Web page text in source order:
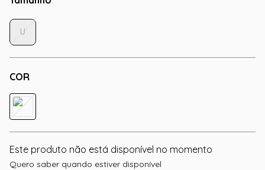
COR
U
Este produto não está disponível no momento
Quero saber quando estiver disponível